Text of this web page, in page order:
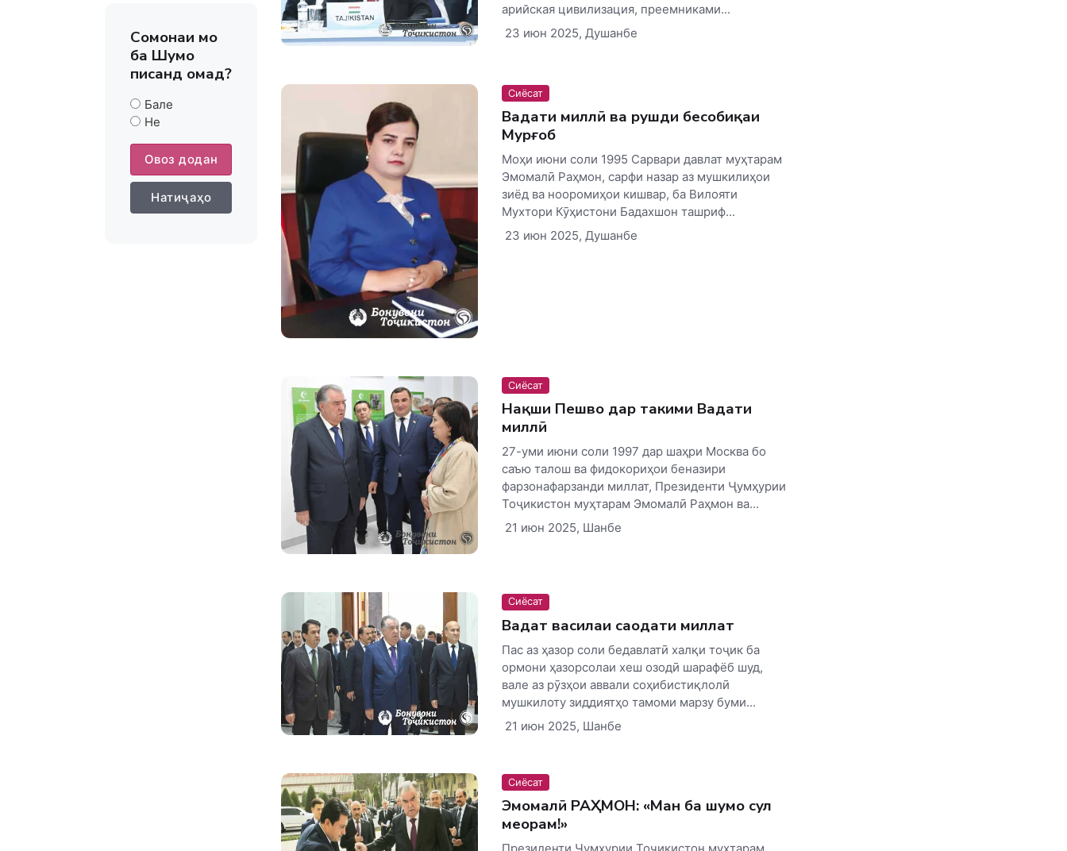
Сомонаи мо
ба Шумо
писанд омад?
Бале
Не
Овоз додан
Натиҷаҳо
арийская цивилизация, преемниками...
23 июн 2025, Душанбе
Сиёсат
Ваҳдати миллӣ ва рушди бесобиқаи
Мурғоб
Моҳи июни соли 1995 Сарвари давлат муҳтарам
Эмомалӣ Раҳмон, сарфи назар аз мушкилиҳои
зиёд ва нооромиҳои кишвар, ба Вилояти
Мухтори Кӯҳистони Бадахшон ташриф...
23 июн 2025, Душанбе
Сиёсат
Нақши Пешво дар таҳкими Ваҳдати
миллӣ
27-уми июни соли 1997 дар шаҳри Москва бо
саъю талош ва фидокориҳои беназири
фарзонафарзанди миллат, Президенти Ҷумҳурии
Тоҷикистон муҳтарам Эмомалӣ Раҳмон ва...
21 июн 2025, Шанбе
Сиёсат
Ваҳдат василаи саодати миллат
Пас аз ҳазор соли бедавлатӣ халқи тоҷик ба
ормони ҳазорсолаи хеш озодӣ шарафёб шуд,
вале аз рӯзҳои аввали соҳибистиқлолӣ
мушкилоту зиддиятҳо тамоми марзу буми...
21 июн 2025, Шанбе
Сиёсат
Эмомалӣ РАҲМОН: «Ман ба шумо сулҳ
меорам!»